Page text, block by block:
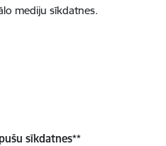
mediju sīkdatnes.
sīkdatnes**